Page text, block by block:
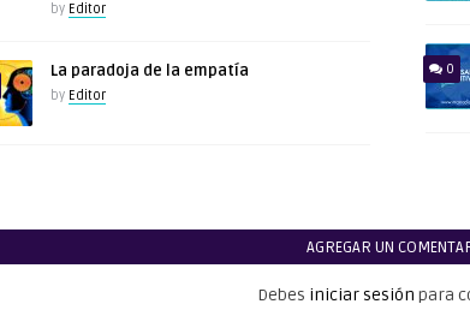
by Editor
La paradoja de la empatía
by Editor
0
AGREGAR UN
Debes iniciar sesión para